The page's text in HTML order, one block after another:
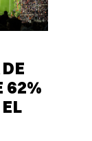
62%